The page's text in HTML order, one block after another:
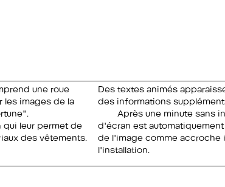
une roue
les images de la
qui leur permet de
des vêtements.
Des textes animés
des informations
Après une minute sans
d'écran est
de l'image comme accroche
l'installation.